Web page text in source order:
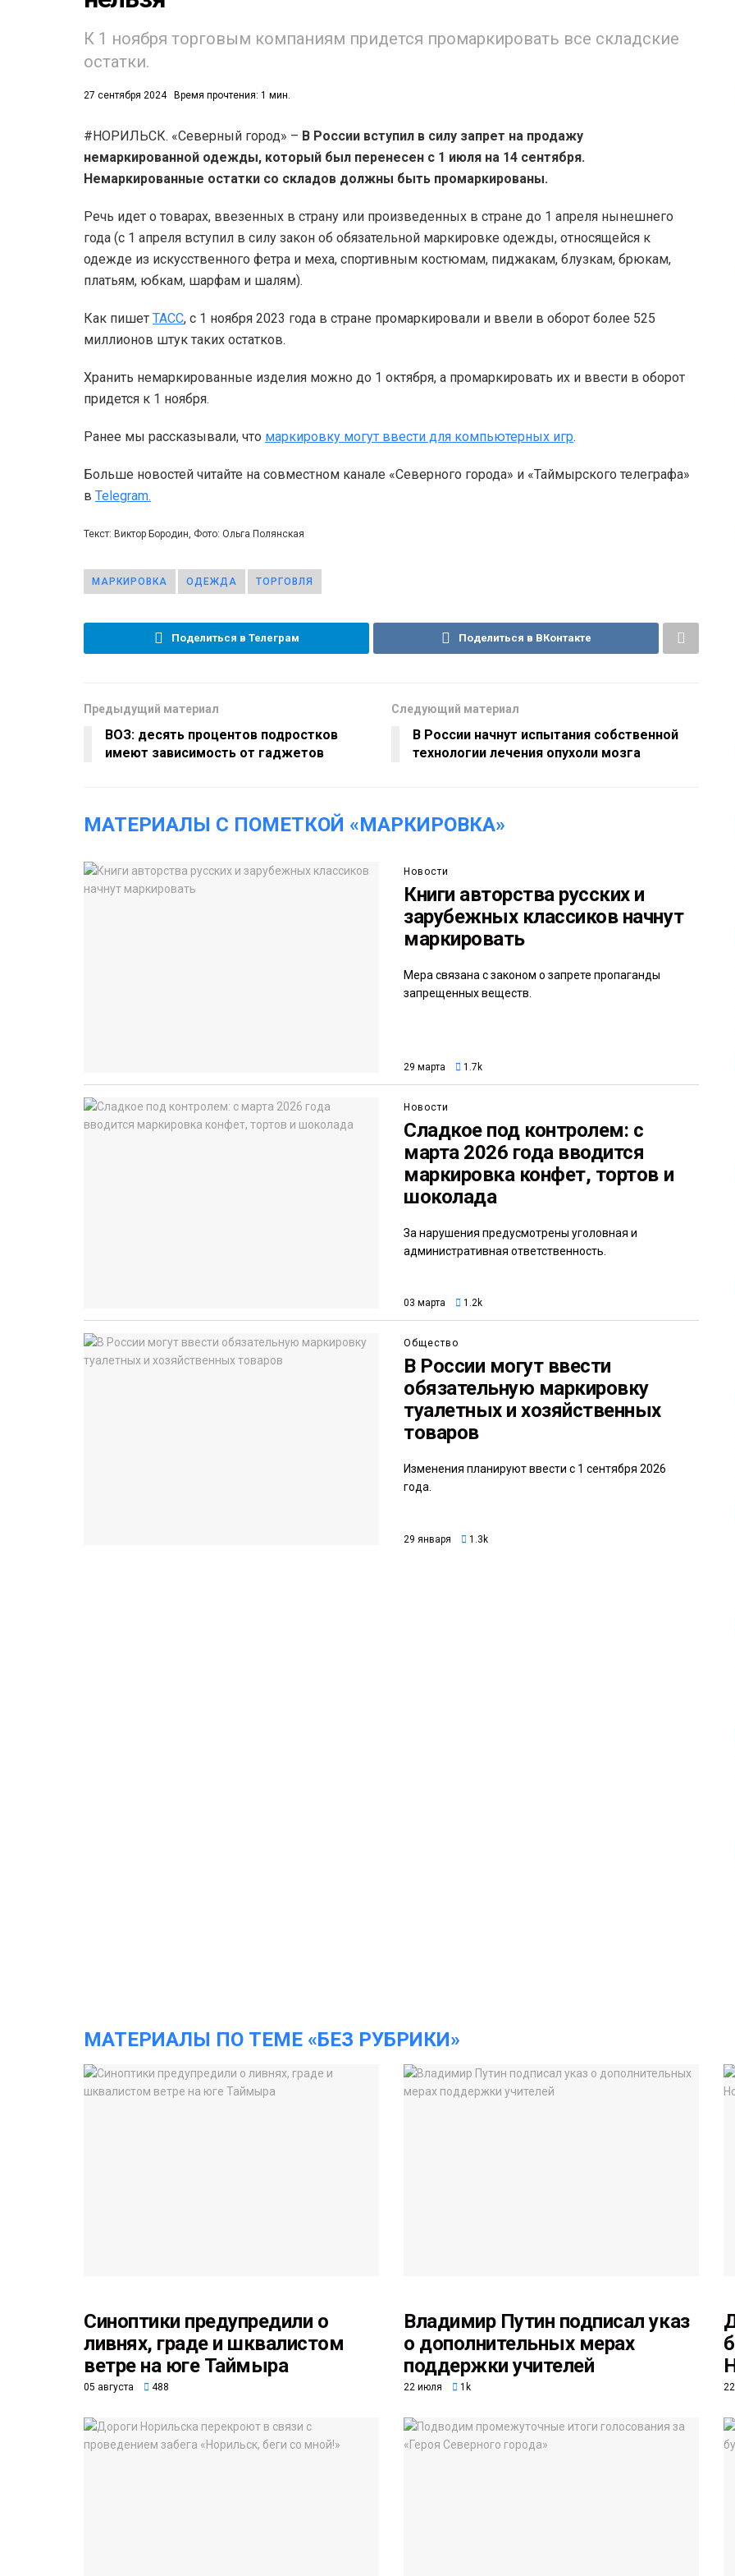
К 1 ноября торговым компаниям придется промаркировать все складские
остатки.
27 сентября 2024 Время прочтения: 1 мин.
#НОРИЛЬСК. «Северный город» – В России вступил в силу запрет на продажу
немаркированной одежды, который был перенесен с 1 июля на 14 сентября.
Немаркированные остатки со складов должны быть промаркированы.
Речь идет о товарах, ввезенных в страну или произведенных в стране до 1 апреля нынешнего
года (с 1 апреля вступил в силу закон об обязательной маркировке одежды, относящейся к
одежде из искусственного фетра и меха, спортивным костюмам, пиджакам, блузкам, брюкам,
платьям, юбкам, шарфам и шалям).
Как пишет ТАСС, с 1 ноября 2023 года в стране промаркировали и ввели в оборот более 525
миллионов штук таких остатков.
Хранить немаркированные изделия можно до 1 октября, а промаркировать их и ввести в оборот
придется к 1 ноября.
Ранее мы рассказывали, что маркировку могут ввести для компьютерных игр.
Больше новостей читайте на совместном канале «Северного города» и «Таймырского телеграфа»
в Telegram.
Текст: Виктор Бородин, Фото: Ольга Полянская
МАРКИРОВКА ОДЕЖДА ТОРГОВЛЯ
Поделиться в Телеграм Поделиться в ВКонтакте
Предыдущий материал
ВОЗ: десять процентов подростков
имеют зависимость от гаджетов
Следующий материал
В России начнут испытания собственной
технологии лечения опухоли мозга
МАТЕРИАЛЫ С ПОМЕТКОЙ «МАРКИРОВКА»
Новости
Книги авторства русских и
зарубежных классиков начнут
маркировать
Мера связана с законом о запрете пропаганды
запрещенных веществ.
29 марта 1.7k
Новости
Сладкое под контролем: с
марта 2026 года вводится
маркировка конфет, тортов и
шоколада
За нарушения предусмотрены уголовная и
административная ответственность.
03 марта 1.2k
Общество
В России могут ввести
обязательную маркировку
туалетных и хозяйственных
товаров
Изменения планируют ввести с 1 сентября 2026
года.
29 января 1.3k
МАТЕРИАЛЫ ПО ТЕМЕ «БЕЗ РУБРИКИ»
Синоптики предупредили о
ливнях, граде и шквалистом
ветре на юге Таймыра
05 августа 488
Владимир Путин подписал указ
о дополнительных мерах
поддержки учителей
22 июля 1k